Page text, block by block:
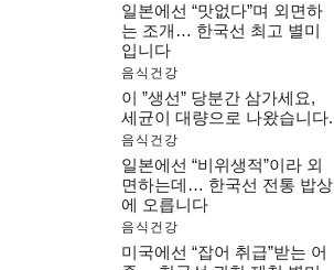
일본에선 “맛없다”며 외면하
는 조개… 한국선 최고 별미
입니다
음식건강
이 ”생선” 당분간 삼가세요,
세균이 대량으로 나왔습니다.
음식건강
일본에선 “비위생적”이라 외
면하는데… 한국선 전통 밥상
에 오릅니다
음식건강
미국에선 “잡어 취급”받는 어